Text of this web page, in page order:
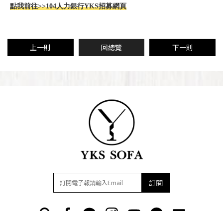
點我前往>>104人力銀行YKS招募網頁
上一則 回總覽 下一則
訂閱